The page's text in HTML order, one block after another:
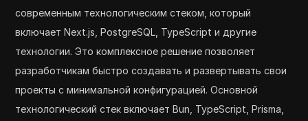
современным технологическим стеком, который
включает Next.js, PostgreSQL, TypeScript и другие
технологии. Это комплексное решение позволяет
разработчикам быстро создавать и развертывать свои
проекты с минимальной конфигурацией. Основной
технологический стек включает Bun, TypeScript, Prisma,